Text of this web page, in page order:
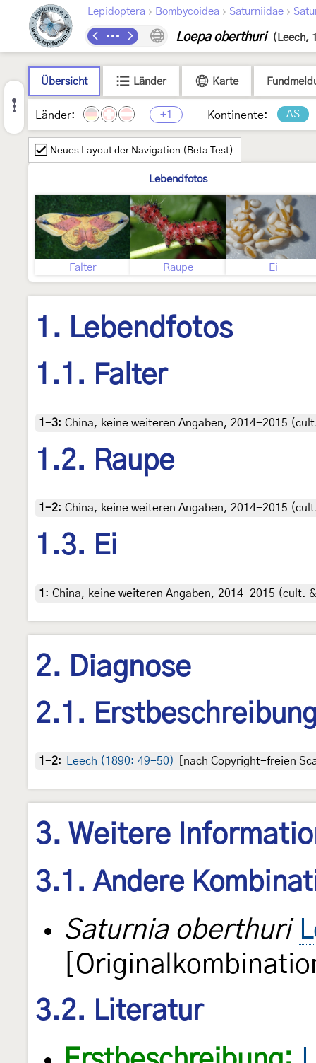
Lepidoptera › Bombycoidea › Saturniidae ›
Loepa oberthuri (Leech,
Übersicht Länder Karte
Länder: +1 Kontinente: AS
Neues Layout der Navigation (Beta Test)
Lebendfotos
Falter Raupe Ei
1. Lebendfotos
1.1. Falter
1-3: China, keine weiteren Angaben, 2014-2015
1.2. Raupe
1-2: China, keine weiteren Angaben, 2014-2015
1.3. Ei
1 : China, keine weiteren Angaben, 2014-2015 (cult.
2. Diagnose
2.1.
1-2: Leech (1890: 49-50) [nach Copyright-freien
3. Weitere
3.1. Andere
Saturnia oberthuri
3.2. Literatur